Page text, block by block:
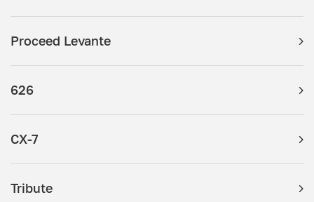
Proceed Levante
626
CX-7
Tribute